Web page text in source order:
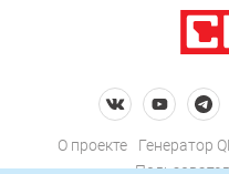
О проекте Генератор